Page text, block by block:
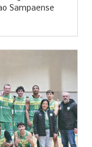
Sampaense